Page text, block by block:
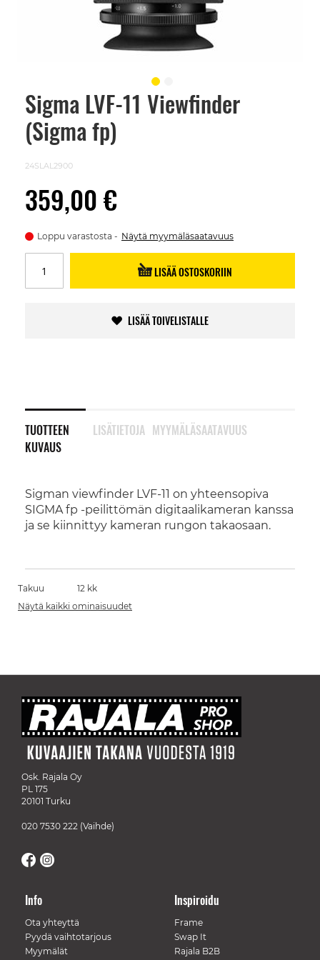
Sigma LVF-11 Viewfinder
(Sigma fp)
24SLAL2900
359,00 €
Loppu varastosta Näytä myymäläsaatavuus
LISÄÄ OSTOSKORIIN
LISÄÄ TOIVELISTALLE
TUOTTEEN
KUVAUS
Sigman viewfinder LVF-11 on yhteensopiva
SIGMA fp -peilittömän digitaalikameran kanssa
ja se kiinnittyy kameran rungon takaosaan.
LISÄTIETOJA MYYMÄLÄSAATAVUUS
Skip
beginning
images
Takuu
12 kk
Näytä kaikki ominaisuudet
Osk. Rajala Oy
PL 175
20101 Turku
020 7530 222 (Vaihde)
Info
Ota yhteyttä
Pyydä vaihtotarjous
Myymälät
Inspiroidu
Frame
Swap It
Rajala B2B